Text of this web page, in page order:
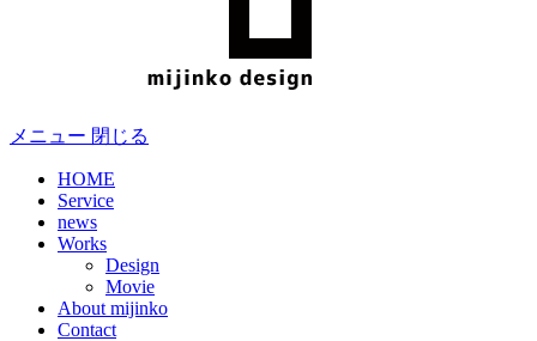
メニュー 閉じる
HOME
Service
news
Works
Design
Movie
About mijinko
Contact